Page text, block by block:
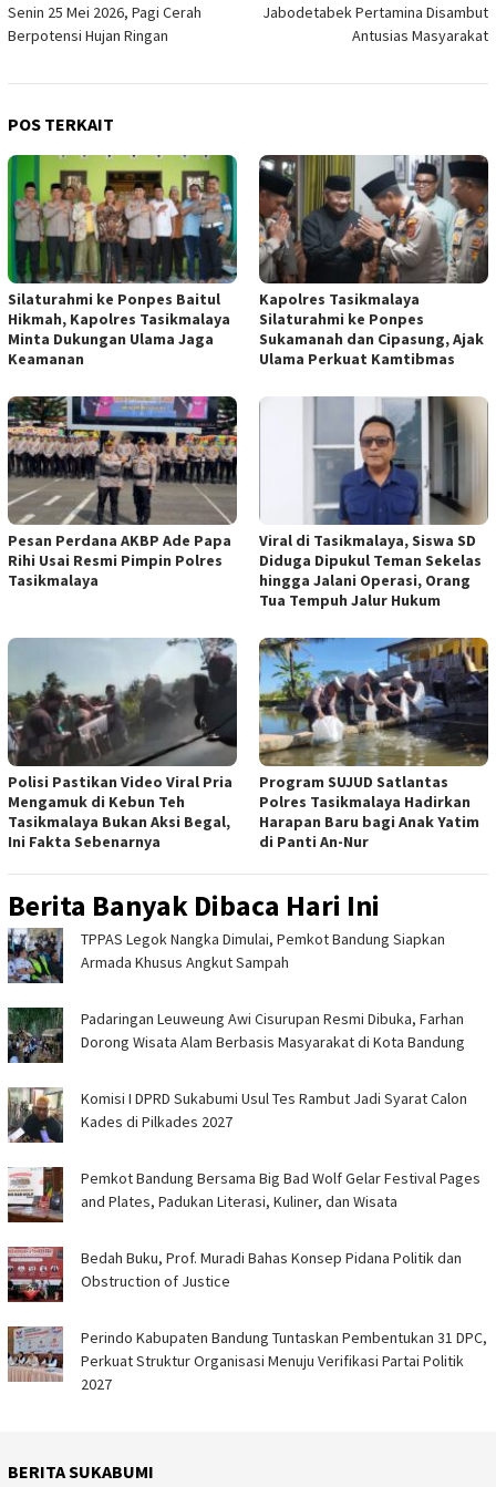
Senin 25 Mei 2026, Pagi Cerah
Berpotensi Hujan Ringan
Jabodetabek Pertamina Disambut
Antusias Masyarakat
POS TERKAIT
Silaturahmi ke Ponpes Baitul
Hikmah, Kapolres Tasikmalaya
Minta Dukungan Ulama Jaga
Keamanan
Kapolres Tasikmalaya
Silaturahmi ke Ponpes
Sukamanah dan Cipasung, Ajak
Ulama Perkuat Kamtibmas
Pesan Perdana AKBP Ade Papa
Rihi Usai Resmi Pimpin Polres
Tasikmalaya
Viral di Tasikmalaya, Siswa SD
Diduga Dipukul Teman Sekelas
hingga Jalani Operasi, Orang
Tua Tempuh Jalur Hukum
Polisi Pastikan Video Viral Pria
Mengamuk di Kebun Teh
Tasikmalaya Bukan Aksi Begal,
Ini Fakta Sebenarnya
Program SUJUD Satlantas
Polres Tasikmalaya Hadirkan
Harapan Baru bagi Anak Yatim
di Panti An-Nur
Berita Banyak Dibaca Hari Ini
TPPAS Legok Nangka Dimulai, Pemkot Bandung Siapkan
Armada Khusus Angkut Sampah
Padaringan Leuweung Awi Cisurupan Resmi Dibuka, Farhan
Dorong Wisata Alam Berbasis Masyarakat di Kota Bandung
Komisi I DPRD Sukabumi Usul Tes Rambut Jadi Syarat Calon
Kades di Pilkades 2027
Pemkot Bandung Bersama Big Bad Wolf Gelar Festival Pages
and Plates, Padukan Literasi, Kuliner, dan Wisata
Bedah Buku, Prof. Muradi Bahas Konsep Pidana Politik dan
Obstruction of Justice
Perindo Kabupaten Bandung Tuntaskan Pembentukan 31 DPC,
Perkuat Struktur Organisasi Menuju Verifikasi Partai Politik
2027
BERITA SUKABUMI